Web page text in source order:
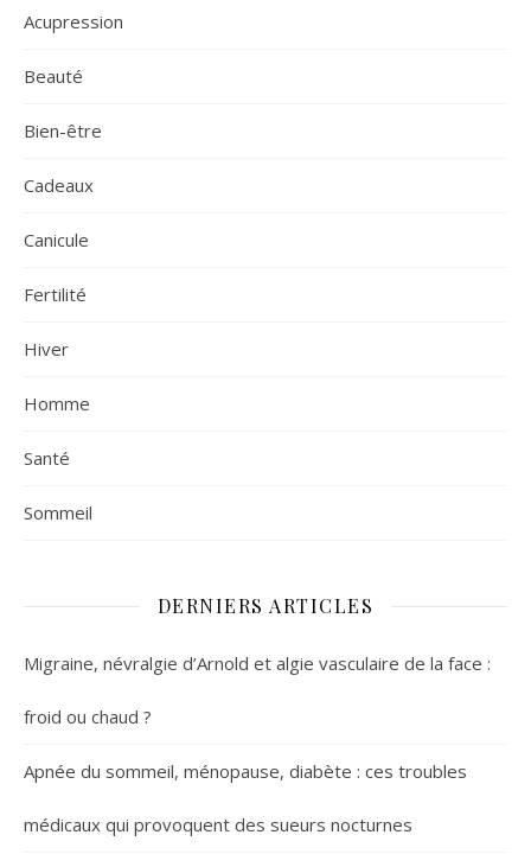
Acupression
Beauté
Bien-être
Cadeaux
Canicule
Fertilité
Hiver
Homme
Santé
Sommeil
DERNIERS ARTICLES
Migraine, névralgie d’Arnold et algie vasculaire de la face :
froid ou chaud ?
Apnée du sommeil, ménopause, diabète : ces troubles
médicaux qui provoquent des sueurs nocturnes